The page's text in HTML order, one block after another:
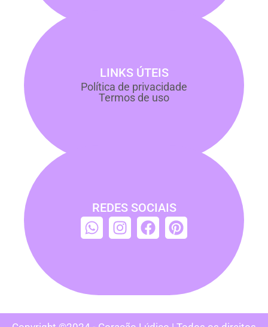
LINKS ÚTEIS
Política de privacidade
Termos de uso
REDES SOCIAIS